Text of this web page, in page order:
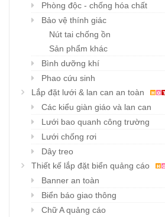
Phòng độc - chống hóa chất
Bảo vệ thính giác
Nút tai chống ồn
Sản phẩm khác
Bình dưỡng khí
Phao cứu sinh
Lắp đặt lưới & lan can an toàn
Các kiểu giàn giáo và lan can
Lưới bao quanh công trường
Lưới chống rơi
Dây treo
Thiết kế lắp đặt biển quảng cáo
Banner an toàn
Biển báo giao thông
Chữ A quảng cáo